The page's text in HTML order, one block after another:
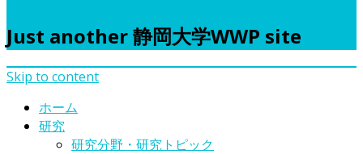
Just another 静岡大学WWP site
Skip to content
ホーム
研究
研究分野・研究トピック